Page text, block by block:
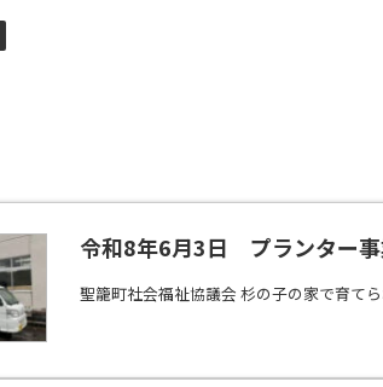
令和8年6月3日 プランター
聖籠町社会福祉協議会 杉の子の家で育て